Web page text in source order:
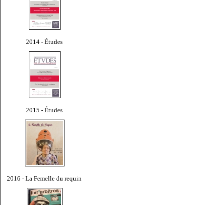
2014 - Études
2015 - Études
2016 - La Femelle du requin